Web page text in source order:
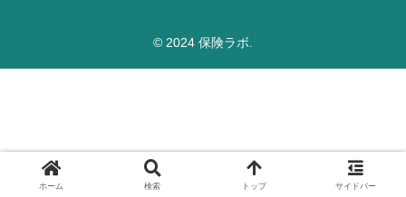
© 2024 保険ラボ.
ホーム 検索 トップ サイドバー